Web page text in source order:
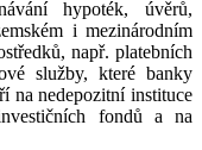
hypoték, úvěrů,
i mezinárodním
např. platebních
služby, které banky
na nedepozitní instituce
fondů a na